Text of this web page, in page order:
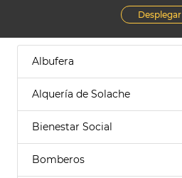
Desplegar
Albufera
Alquería de Solache
Bienestar Social
Bomberos